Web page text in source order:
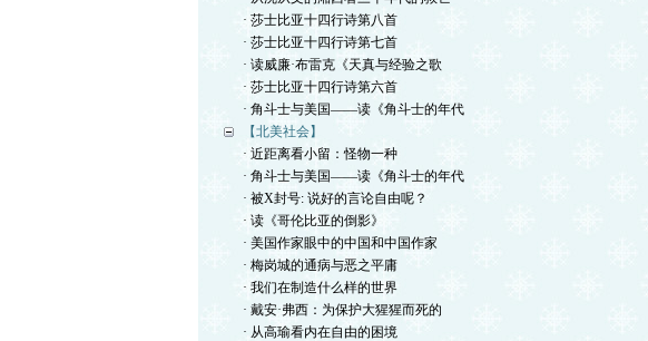
· 莎士比亚十四行诗第八首
· 莎士比亚十四行诗第七首
· 读威廉·布雷克《天真与经验之歌
· 莎士比亚十四行诗第六首
· 角斗士与美国——读《角斗士的年代
【北美社会】
· 近距离看小留：怪物一种
· 角斗士与美国——读《角斗士的年代
· 被X封号: 说好的言论自由呢？
· 读《哥伦比亚的倒影》
· 美国作家眼中的中国和中国作家
· 梅岗城的通病与恶之平庸
· 我们在制造什么样的世界
· 戴安·弗西：为保护大猩猩而死的
· 从高瑜看内在自由的困境